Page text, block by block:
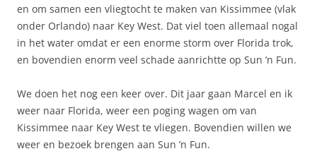
en om samen een vliegtocht te maken van Kissimmee (vlak
onder Orlando) naar Key West. Dat viel toen allemaal nogal
in het water omdat er een enorme storm over Florida trok,
en bovendien enorm veel schade aanrichtte op Sun ’n Fun.
We doen het nog een keer over. Dit jaar gaan Marcel en ik
weer naar Florida, weer een poging wagen om van
Kissimmee naar Key West te vliegen. Bovendien willen we
weer en bezoek brengen aan Sun ’n Fun.